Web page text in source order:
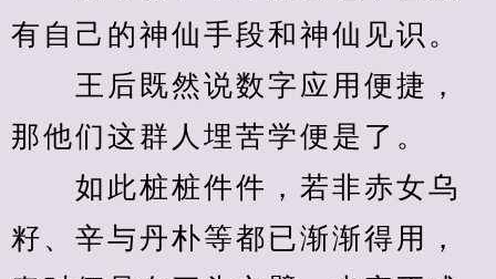
有自己的神仙手段和神仙见识。
王后既然说数字应用便捷，
那他们这群人埋苦学便是了。
如此桩桩件件，若非赤女乌
籽、辛与丹朴等都已渐渐得用，